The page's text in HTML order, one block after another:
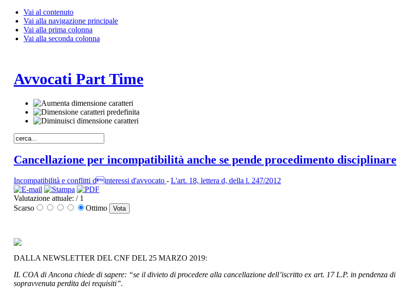
Vai al contenuto
Vai alla navigazione principale
Vai alla prima colonna
Vai alla seconda colonna
Avvocati Part Time
Cancellazione per incompatibilità anche se pende procedimento disciplinare
Incompatibilità e conflitti dinteressi d'avvocato - L'art. 18, lettera d, della l. 247/2012
Valutazione attuale: / 1
Scarso
Ottimo
DALLA NEWSLETTER DEL CNF DEL 25 MARZO 2019:
IL COA di Ancona chiede di sapere: “se il divieto di procedere alla cancellazione dell’iscritto ex art. 17 L.P. in pendenza
sopravvenuta perdita dei requisiti”.